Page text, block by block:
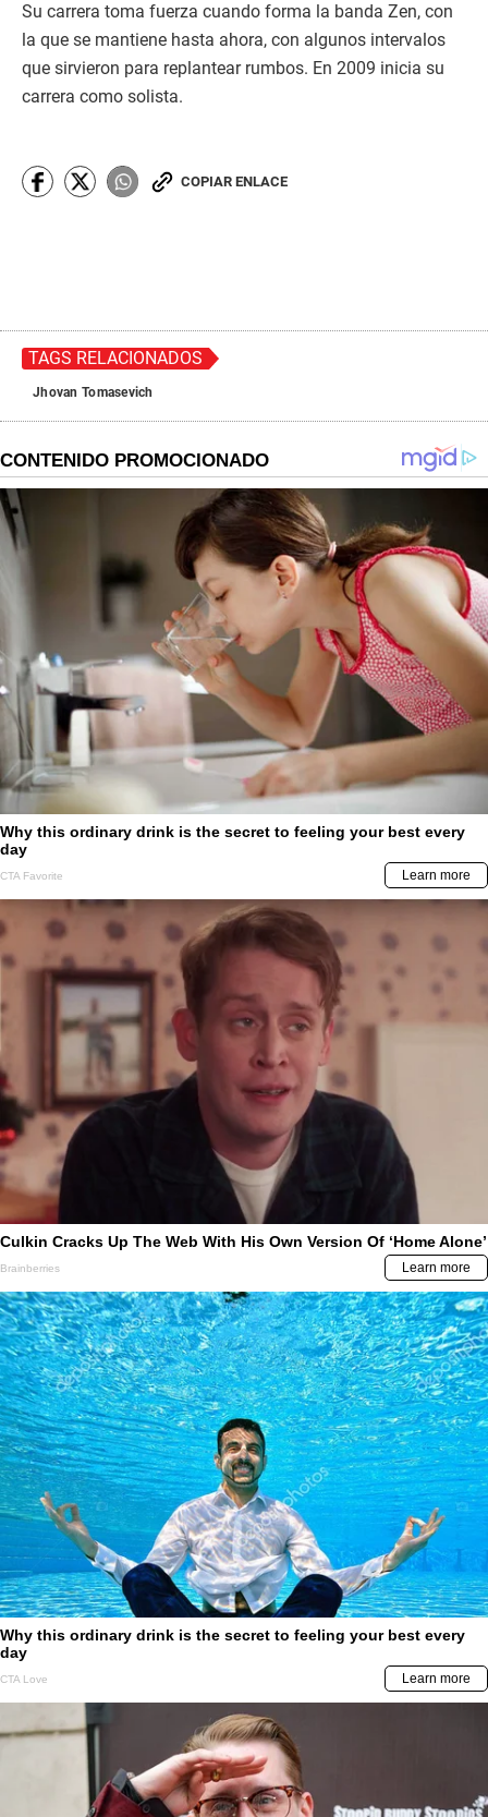
Su carrera toma fuerza cuando forma la banda Zen, con
la que se mantiene hasta ahora, con algunos intervalos
que sirvieron para replantear rumbos. En 2009 inicia su
carrera como solista.
COPIAR ENLACE
TAGS RELACIONADOS
Jhovan Tomasevich